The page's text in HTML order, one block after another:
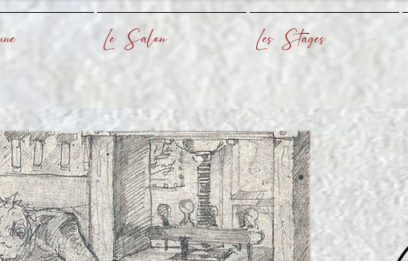
Le Salon Les Stages